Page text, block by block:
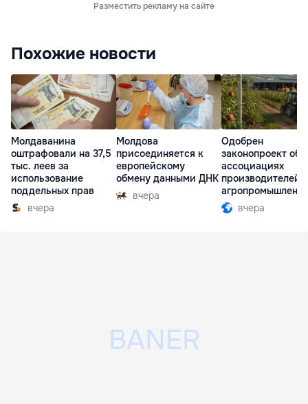
Разместить рекламу на сайте
Похожие новости
Молдаванина
оштрафовали на 37,5
тыс. леев за
использование
поддельных прав
вчера
Молдова
присоединяется к
европейскому
обмену данными ДНК
вчера
Одобрен
законопроект об
ассоциациях
производителей в
комплексе
вчера